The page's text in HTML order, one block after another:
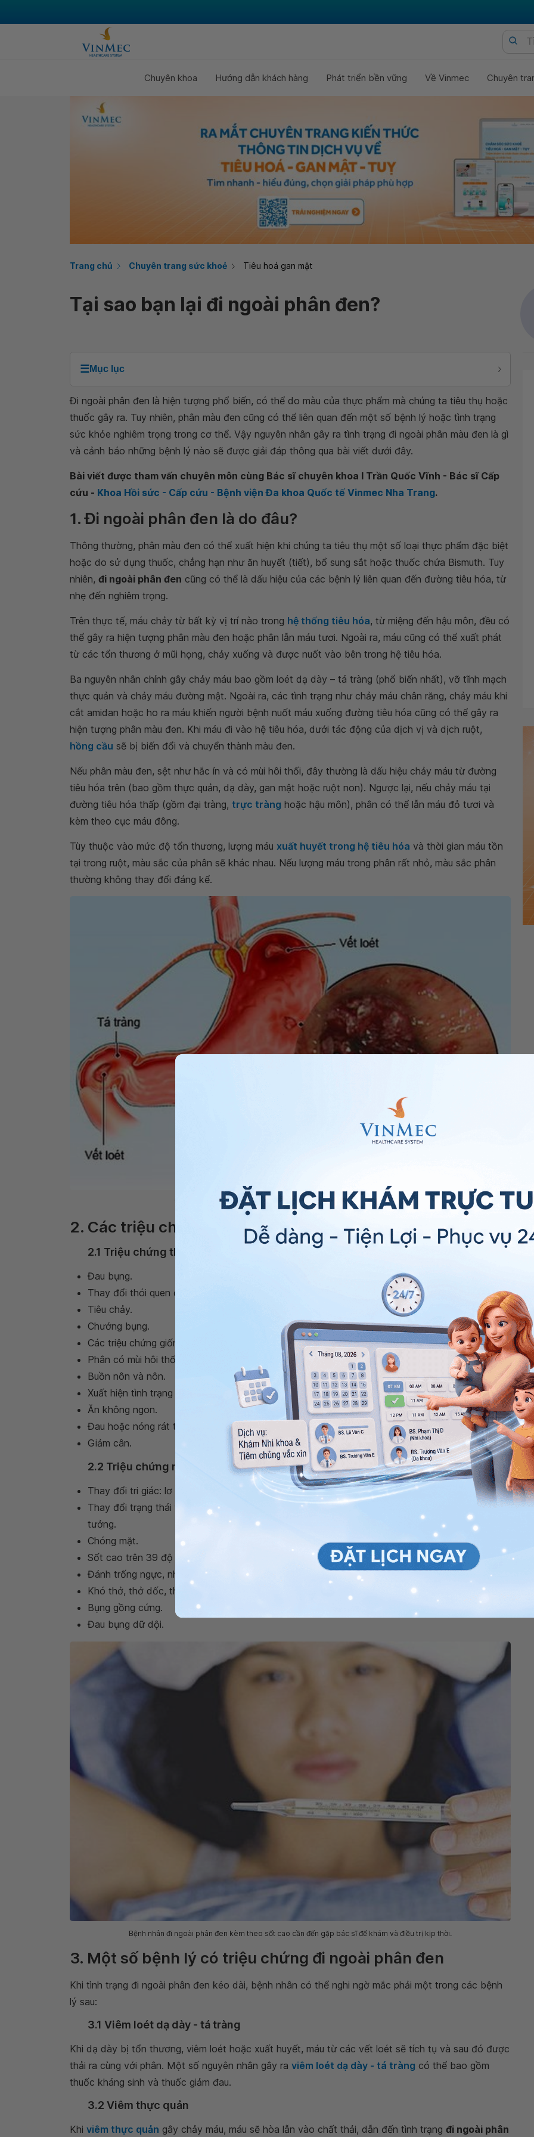
Chuyên khoa Hướng dẫn khách hàng Phát triển bền vững Về Vinmec Chuyên
Trang chủ Chuyên trang sức khoẻ Tiêu hoá gan mật
Tại sao bạn lại đi ngoài phân đen?
☰Mục lục
Đi ngoài phân đen là hiện tượng phổ biến, có thể do màu của thực phẩm mà chúng ta tiêu thụ hoặc
thuốc gây ra. Tuy nhiên, phân màu đen cũng có thể liên quan đến một số bệnh lý hoặc tình trạng
sức khỏe nghiêm trọng trong cơ thể. Vậy nguyên nhân gây ra tình trạng đi ngoài phân màu đen là gì
và cảnh báo những bệnh lý nào sẽ được giải đáp thông qua bài viết dưới đây.
Bài viết được tham vấn chuyên môn cùng Bác sĩ chuyên khoa I Trần Quốc Vĩnh - Bác sĩ Cấp
cứu - Khoa Hồi sức - Cấp cứu - Bệnh viện Đa khoa Quốc tế Vinmec Nha Trang.
1. Đi ngoài phân đen là do đâu?
Thông thường, phân màu đen có thể xuất hiện khi chúng ta tiêu thụ một số loại thực phẩm đặc biệt
hoặc do sử dụng thuốc, chẳng hạn như ăn huyết (tiết), bổ sung sắt hoặc thuốc chứa Bismuth. Tuy
nhiên, đi ngoài phân đen cũng có thể là dấu hiệu của các bệnh lý liên quan đến đường tiêu hóa, từ
nhẹ đến nghiêm trọng.
Trên thực tế, máu chảy từ bất kỳ vị trí nào trong hệ thống tiêu hóa, từ miệng đến hậu môn, đều có
thể gây ra hiện tượng phân màu đen hoặc phân lẫn máu tươi. Ngoài ra, máu cũng có thể xuất phát
từ các tổn thương ở mũi họng, chảy xuống và được nuốt vào bên trong hệ tiêu hóa.
Ba nguyên nhân chính gây chảy máu bao gồm loét dạ dày – tá tràng (phổ biến nhất), vỡ tĩnh mạch
thực quản và chảy máu đường mật. Ngoài ra, các tình trạng như chảy máu chân răng, chảy máu khi
cắt amidan hoặc ho ra máu khiến người bệnh nuốt máu xuống đường tiêu hóa cũng có thể gây ra
hiện tượng phân màu đen. Khi máu đi vào hệ tiêu hóa, dưới tác động của dịch vị và dịch ruột,
hồng cầu sẽ bị biến đổi và chuyển thành màu đen.
Nếu phân màu đen, sệt như hắc ín và có mùi hôi thối, đây thường là dấu hiệu chảy máu từ đường
tiêu hóa trên (bao gồm thực quản, dạ dày, gan mật hoặc ruột non). Ngược lại, nếu chảy máu tại
đường tiêu hóa thấp (gồm đại tràng, trực tràng hoặc hậu môn), phân có thể lẫn máu đỏ tươi và
kèm theo cục máu đông.
Tùy thuộc vào mức độ tổn thương, lượng máu xuất huyết trong hệ tiêu hóa và thời gian máu tồn
tại trong ruột, màu sắc của phân sẽ khác nhau. Nếu lượng máu trong phân rất nhỏ, màu sắc phân
thường không thay đổi đáng kể.
Viêm loét dạ dày có thể là nguyên nhân gây ra hiện tượng phân đen
2. Các triệu chứng kèm theo đi ngoài phân đen
2.1 Triệu chứng thường thấy
Đau bụng.
Thay đổi thói quen đi đại tiện.
Tiêu chảy.
Chướng bụng.
Các triệu chứng giống cúm như: mệt mỏi, sốt, đau họng, nhức đầu, ho, đau nhức...
Phân có mùi hôi thối.
Buồn nôn và nôn.
Xuất hiện tình trạng vàng da.
Ăn không ngon.
Đau hoặc nóng rát trực tràng.
Giảm cân.
2.2 Triệu chứng nghiêm trọng cần lưu ý
Thay đổi tri giác: lơ mơ, hôn mê, không đáp ứng với kích thích.
Thay đổi trạng thái tâm thần và hành vi một cách đột ngột: nhầm lẫn, mê sảng, ảo giác và ảo
tưởng.
Chóng mặt.
Sốt cao trên 39 độ C.
Đánh trống ngực, nhịp tim nhanh.
Khó thở, thở dốc, thở khò khè, không thể thở được hoặc nghẹt thở.
Bụng gồng cứng.
Đau bụng dữ dội.
Bệnh nhân đi ngoài phân đen kèm theo sốt cao cần đến gặp bác sĩ để khám và điều trị kịp thời.
3. Một số bệnh lý có triệu chứng đi ngoài phân đen
Khi tình trạng đi ngoài phân đen kéo dài, bệnh nhân có thể nghi ngờ mắc phải một trong các bệnh
lý sau:
3.1 Viêm loét dạ dày - tá tràng
Khi dạ dày bị tổn thương, viêm loét hoặc xuất huyết, máu từ các vết loét sẽ tích tụ và sau đó được
thải ra cùng với phân. Một số nguyên nhân gây ra viêm loét dạ dày - tá tràng có thể bao gồm
thuốc kháng sinh và thuốc giảm đau.
3.2 Viêm thực quản
Khi viêm thực quản gây chảy máu, máu sẽ hòa lẫn vào chất thải, dẫn đến tình trạng đi ngoài phân